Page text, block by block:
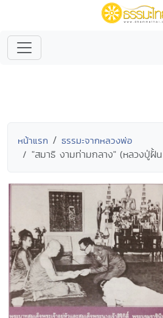
หน้าแรก ธรรมะจากหลวงพ่อ
"สมาธิ งามท่ามกลาง" (หลวงปู่ฝั้น